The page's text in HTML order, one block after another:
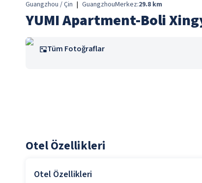
Guangzhou / Çin | GuangzhouMerkez:29.8 km
YUMI Apartment-Boli
Tüm Fotoğraflar
Otel Özellikleri
Otel Özellikleri